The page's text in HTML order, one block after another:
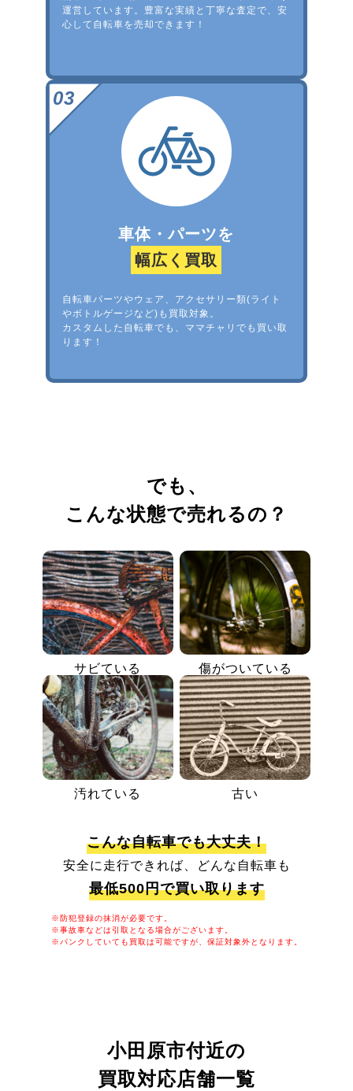
運営しています。豊富な実績と丁寧な査定で、安
心して自転車を売却できます！
車体・パーツを
幅広く買取
自転車パーツやウェア、アクセサリー類(ライト
やボトルゲージなど)も買取対象。
カスタムした自転車でも、ママチャリでも買い取
ります！
でも、
こんな状態で売れるの？
サビている 傷がついている
汚れている 古い
こんな自転車でも大丈夫！
安全に走行できれば、どんな自転車も
最低500円で買い取ります
※防犯登録の抹消が必要です。
※事故車などは引取となる場合がございます。
※パンクしていても買取は可能ですが、保証対象外となります。
小田原市付近の
買取対応店舗一覧